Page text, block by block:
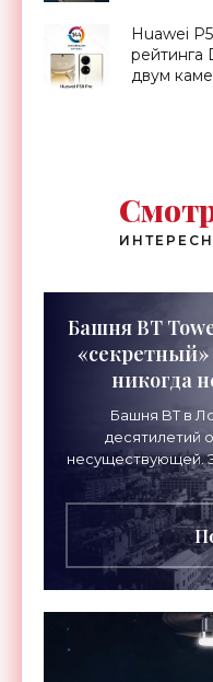
Huawei
рейтинга
двум
Башня BT
«секретный»
никогда
Башня BT в
десятилетий
несуществующей.
высотой 189
посетителей,